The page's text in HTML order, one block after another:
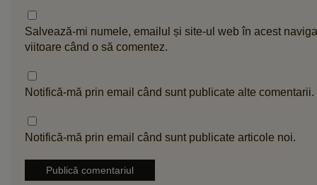
Salvează-mi numele, emailul și site-ul web în acest
viitoare când o să comentez.
Notifică-mă prin email când sunt publicate alte comentarii.
Notifică-mă prin email când sunt publicate articole noi.